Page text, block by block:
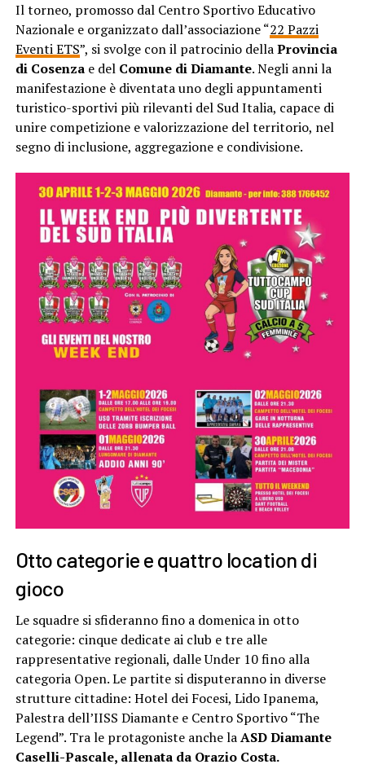
Il torneo, promosso dal Centro Sportivo Educativo
Nazionale e organizzato dall’associazione “22 Pazzi
Eventi ETS”, si svolge con il patrocinio dellaProvincia
di Cosenzae delComune di Diamante. Negli anni la
manifestazione è diventata uno degli appuntamenti
turistico-sportivi più rilevanti del Sud Italia, capace di
unire competizione e valorizzazione del territorio, nel
segno di inclusione, aggregazione e condivisione.
Otto categorie e quattro location di
gioco
Le squadre si sfideranno fino a domenica in otto
categorie: cinque dedicate ai club e tre alle
rappresentative regionali, dalle Under 10 fino alla
categoria Open. Le partite si disputeranno in diverse
strutture cittadine: Hotel dei Focesi, Lido Ipanema,
Palestra dell’IISS Diamante e Centro Sportivo “The
Legend”. Tra le protagoniste anche laASD Diamante
Caselli-Pascale, allenata da Orazio Costa.